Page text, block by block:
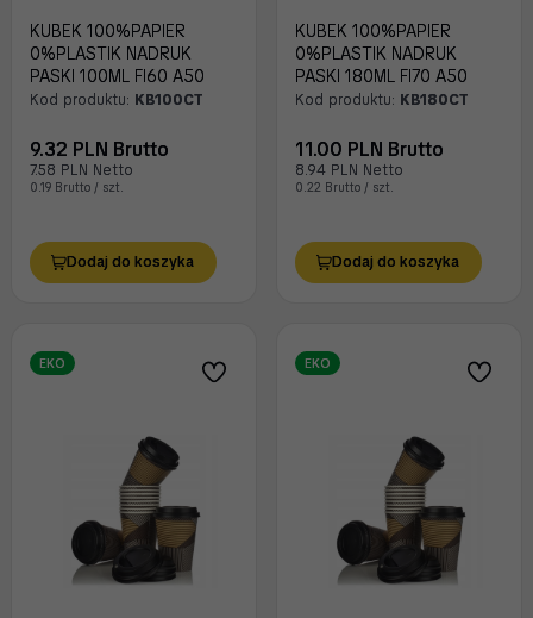
KUBEK 100%PAPIER
0%PLASTIK NADRUK
PASKI 100ML FI60 A50
Kod produktu: KB100CT
9.32 PLN Brutto
7.58 PLN Netto
0.19 Brutto / szt.
Dodaj do koszyka
KUBEK 100%PAPIER
0%PLASTIK NADRUK
PASKI 180ML FI70 A50
Kod produktu: KB180CT
11.00 PLN Brutto
8.94 PLN Netto
0.22 Brutto / szt.
Dodaj do koszyka
EKO EKO